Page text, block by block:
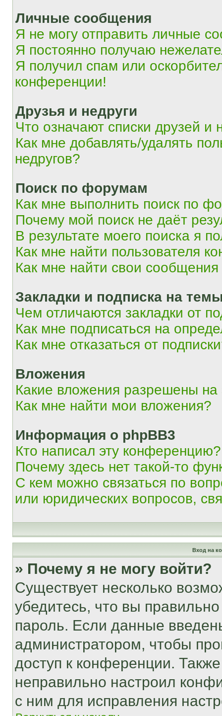
Личные сообщения
Я не могу отправить личные
Я постоянно получаю
Я получил спам или
конференции!
Друзья и недруги
Что означают списки друзей и
Как мне добавлять/удалять
недругов?
Поиск по форумам
Как мне выполнить поиск по
Почему мой поиск не даёт
В результате моего поиска я
Как мне найти пользователя
Как мне найти свои
Закладки и подписка на
Чем отличаются закладки от
Как мне подписаться на
Как мне отказаться от
Вложения
Какие вложения разрешены
Как мне найти мои вложения?
Информация о phpBB3
Кто написал эту конференцию?
Почему здесь нет такой-то
С кем можно связаться по
или юридических вопросов,
Вход на
» Почему я не могу войти?
Существует несколько
убедитесь, что вы
пароль. Если данные
администратором, чтобы
доступ к конференции.
неправильно настроил
с ним для исправления